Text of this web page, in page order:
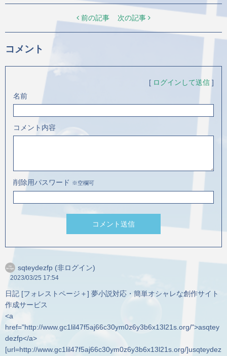
前の記事 次の記事
コメント
[ ログインして送信 ]
名前
コメント内容
削除用パスワード ※空欄可
コメント送信
sqteydezfp (非ログイン)
2023/03/25 17:54
日記 [フォレストページ＋] 夢小説対応・簡単オシャレな創作サイト
作成サービス
<a
href="http://www.gc1lil47f5aj66c30ym0z6y3b6x13l21s.org/">asqtey
dezfp</a>
[url=http://www.gc1lil47f5aj66c30ym0z6y3b6x13l21s.org/]usqteydez